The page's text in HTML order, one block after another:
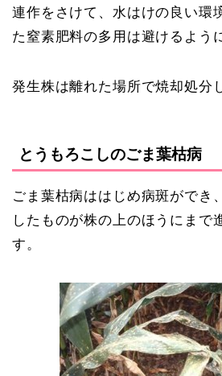
連作をさけて、水はけの良い環
た窒素肥料の多用は避けるよう
発生株は離れた場所で焼却処分
とうもろこしのごま葉枯病
ごま葉枯病ははじめ病斑ができ
したものが株の上のほうにまで
す。